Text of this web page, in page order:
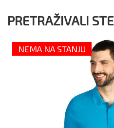
PRETRAŽIVALI STE
NEMA NA STANJU